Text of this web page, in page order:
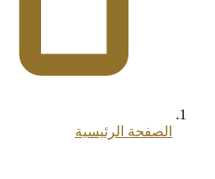
الصفحة الرئيسية